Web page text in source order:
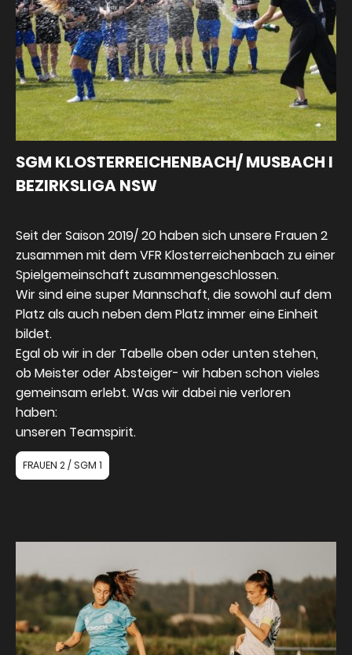
SGM KLOSTERREICHENBACH/ MUSBACH I
BEZIRKSLIGA NSW
Seit der Saison 2019/ 20 haben sich unsere Frauen 2
zusammen mit dem VFR Klosterreichenbach zu einer
Spielgemeinschaft zusammengeschlossen.
Wir sind eine super Mannschaft, die sowohl auf dem
Platz als auch neben dem Platz immer eine Einheit
bildet.
Egal ob wir in der Tabelle oben oder unten stehen,
ob Meister oder Absteiger- wir haben schon vieles
gemeinsam erlebt. Was wir dabei nie verloren
haben:
unseren Teamspirit.
FRAUEN 2 / SGM 1